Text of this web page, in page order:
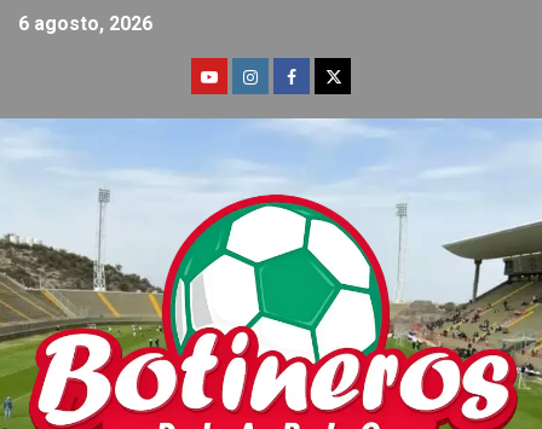
6 agosto, 2026